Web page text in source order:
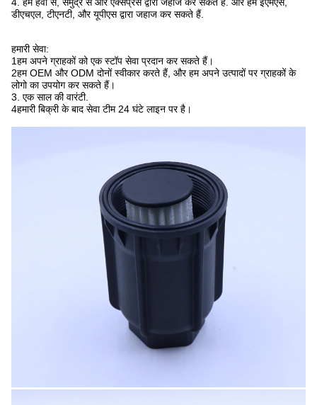
डीएचएल, टीएनटी, और यूपीएस द्वारा जहाज कर सकते हैं.
हमारी सेवा:
1हम अपने ग्राहकों को एक स्टॉप सेवा प्रदान कर सकते हैं।
2हम OEM और ODM दोनों स्वीकार करते हैं, और हम अपने उत्पादों पर ग्राहकों के
लोगो का उपयोग कर सकते हैं।
3. एक साल की वारंटी.
4हमारी बिक्री के बाद सेवा टीम 24 घंटे लाइन पर है।